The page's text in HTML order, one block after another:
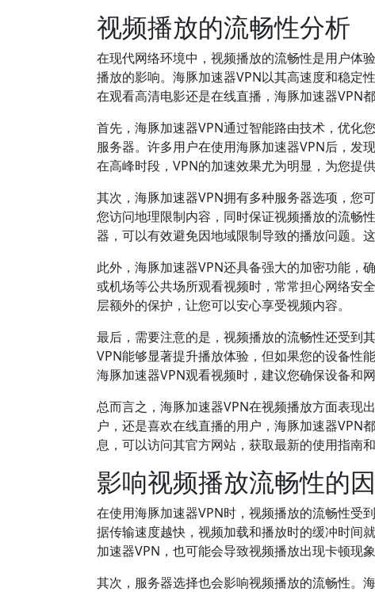
视频播放的流畅性分析
在现代网络环境中，视频播放的流畅性是用户体
播放的影响。海豚加速器VPN以其高速度和稳定
在观看高清电影还是在线直播，海豚加速器VPN
首先，海豚加速器VPN通过智能路由技术，优化
服务器。许多用户在使用海豚加速器VPN后，发
在高峰时段，VPN的加速效果尤为明显，为您提
其次，海豚加速器VPN拥有多种服务器选项，您
您访问地理限制内容，同时保证视频播放的流畅
器，可以有效避免因地域限制导致的播放问题。
此外，海豚加速器VPN还具备强大的加密功能，
或机场等公共场所观看视频时，常常担心网络安
层额外的保护，让您可以安心享受视频内容。
最后，需要注意的是，视频播放的流畅性还受到
VPN能够显著提升播放体验，但如果您的设备性
海豚加速器VPN观看视频时，建议您确保设备和
总而言之，海豚加速器VPN在视频播放方面表现
户，还是喜欢在线直播的用户，海豚加速器VPN
息，可以访问其官方网站，获取最新的使用指南和
影响视频播放流畅性的
在使用海豚加速器VPN时，视频播放的流畅性受
据传输速度越快，视频加载和播放时的缓冲时间
加速器VPN，也可能会导致视频播放出现卡顿现象
其次，服务器选择也会影响视频播放的流畅性。